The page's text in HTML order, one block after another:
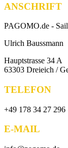
ANSCHRIFT
PAGOMO.de -
Ulrich Baussmann
Hauptstrasse 34 A
63303 Dreieich /
+49 178 34 27 296
E-MAIL